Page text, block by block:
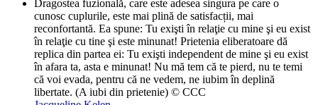
Dragostea fuzională, care este adesea singura pe care o
cunosc cuplurile, este mai plină de satisfacții, mai
reconfortantă. Ea spune: Tu exişti în relaţie cu mine şi eu exist
în relaţie cu tine şi este minunat! Prietenia eliberatoare dă
replica din partea ei: Tu exişti independent de mine şi eu exist
în afara ta, asta e minunat! Nu mă tem că te pierd, nu te temi
că voi evada, pentru că ne vedem, ne iubim în deplină
libertate. (A iubi din prietenie) © CCC